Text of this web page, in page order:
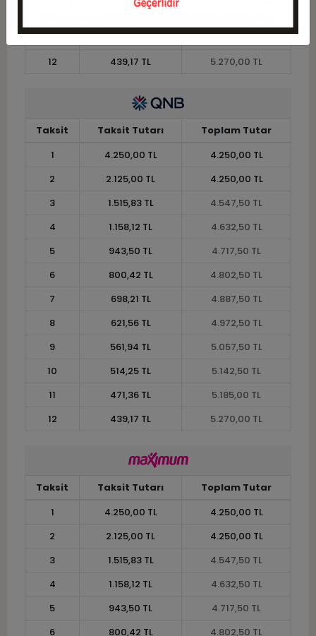
514,25 TL
11
471,36 TL
5.185,00 TL
12
439,17 TL 5.270,00 TL
Taksit Taksit Tutarı
Toplam Tutar
1
4.250,00 TL
4.250,00 TL
2
2.125,00 TL
4.250,00 TL
3
1.515,83 TL
4.547,50 TL
4
1.158,12 TL
4.632,50 TL
5
943,50 TL
4.717,50 TL
6
800,42 TL
4.802,50 TL
7
698,21 TL
4.887,50 TL
8
621,56 TL
4.972,50 TL
9
561,94 TL
5.057,50 TL
10
514,25 TL
5.142,50 TL
11
471,36 TL
5.185,00 TL
12
439,17 TL 5.270,00 TL
Taksit Taksit Tutarı
Toplam Tutar
1
4.250,00 TL
4.250,00 TL
2
2.125,00 TL
4.250,00 TL
3
1.515,83 TL
4.547,50 TL
4
1.158,12 TL
4.632,50 TL
5
943,50 TL
4.717,50 TL
6
800,42 TL 4.802,50 TL